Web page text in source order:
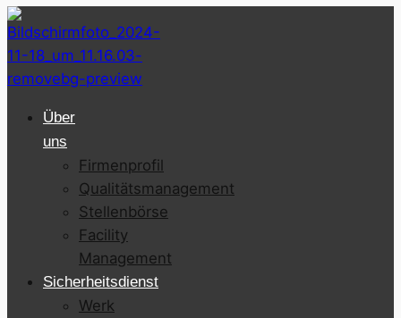
Über
uns
Firmenprofil
Qualitätsmanagement
Stellenbörse
Facility
Management
Sicherheitsdienst
Werk